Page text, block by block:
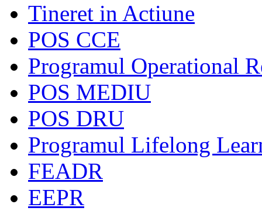
Tineret in Actiune
POS CCE
Programul Operational
POS MEDIU
POS DRU
Programul Lifelong
FEADR
EEPR